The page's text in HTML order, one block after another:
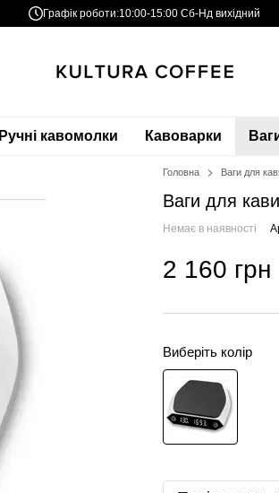
Графік роботи:10:00-15:00 Сб-Нд вихідний
Ручні кавомолки Кавоварки
Головна Ваги для
Ваги для
Немає в наявності
2 160 грн
Виберіть колір